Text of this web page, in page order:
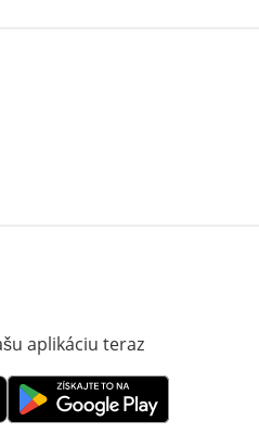
aplikáciu teraz
okne
Otvorí sa vnovom okne